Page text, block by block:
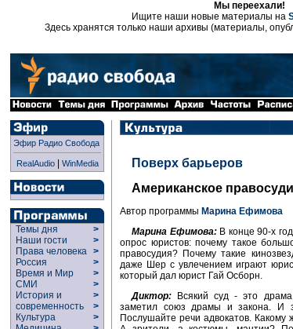
Мы переехали!
Ищите наши новые материалы на
Здесь хранятся только наши архивы (материалы,
Эфир Радио Свобода
RealAudio| WinMedia
Темы дня
>
Наши гости
>
Права человека >
Россия
>
Время и Мир
>
СМИ
>
История и
современность
>
>
Культура
>
Поверх барьеров
Американское
Автор программы Марина Ефимова
Марина Ефимова:В конце 90-х
опрос юристов: почему такое
правосудия? Почему такие
даже Шер с увлечением играют
который дал юрист Гай Осборн.
Диктор: Всякий суд - это
заметил союз драмы и закона. И
Послушайте речи адвокатов. Какому